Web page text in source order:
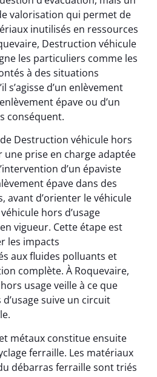
valorisation qui permet de
inutilisés en ressources
Destruction véhicule
les particuliers comme les
à des situations
s’agisse d’un enlèvement
épave ou d’un
conséquent.
Destruction véhicule hors
une prise en charge adaptée
d’un épaviste
épave dans des
avant d’orienter le véhicule
hors d’usage
vigueur. Cette étape est
les impacts
aux fluides polluants et
complète. À Roquevaire,
usage veille à ce que
suive un circuit
métaux constitue ensuite
ferraille. Les matériaux
débarras ferraille sont triés